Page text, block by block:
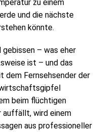
zu einem
und die nächste
könnte.
gebissen – was eher
ist – und das
dem Fernsehsender der
beim flüchtigen
auffällt, wird einem
aus professioneller